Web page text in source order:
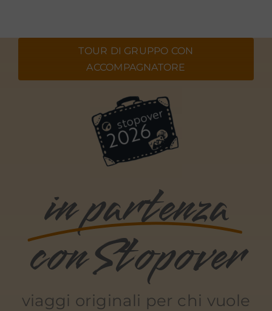
TOUR DI GRUPPO CON
ACCOMPAGNATORE
in partenza
con Stopover
viaggi originali per chi vuole